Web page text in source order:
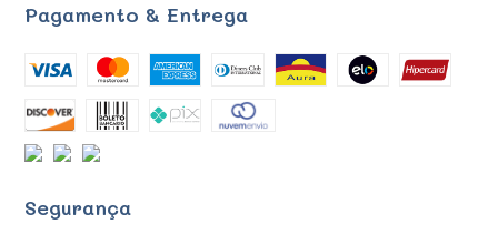
Pagamento & Entrega
Segurança